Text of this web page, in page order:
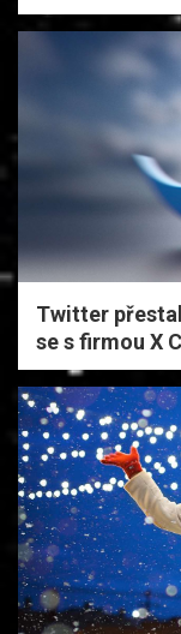
Twitter
se s firmou X